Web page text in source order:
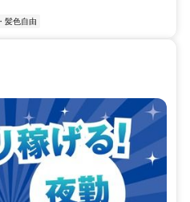
髪色自由